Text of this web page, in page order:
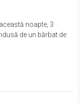
noapte, 3
de un bărbat de